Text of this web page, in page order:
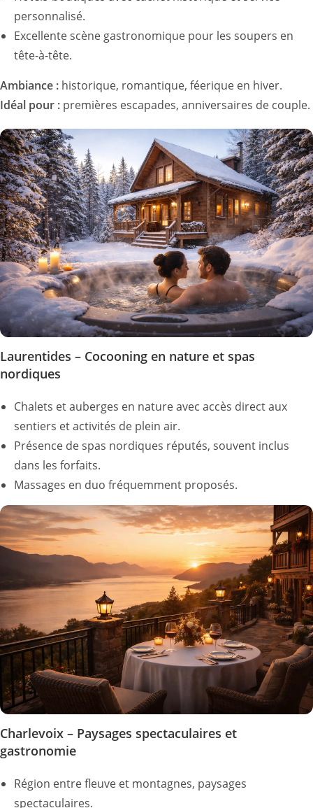
personnalisé.
Excellente scène gastronomique pour les soupers en
tête-à-tête.
Ambiance : historique, romantique, féerique en hiver.
Idéal pour : premières escapades, anniversaires de couple.
Laurentides – Cocooning en nature et spas
nordiques
Chalets et auberges en nature avec accès direct aux
sentiers et activités de plein air.
Présence de spas nordiques réputés, souvent inclus
dans les forfaits.
Massages en duo fréquemment proposés.
Charlevoix – Paysages spectaculaires et
gastronomie
Région entre fleuve et montagnes, paysages
spectaculaires.